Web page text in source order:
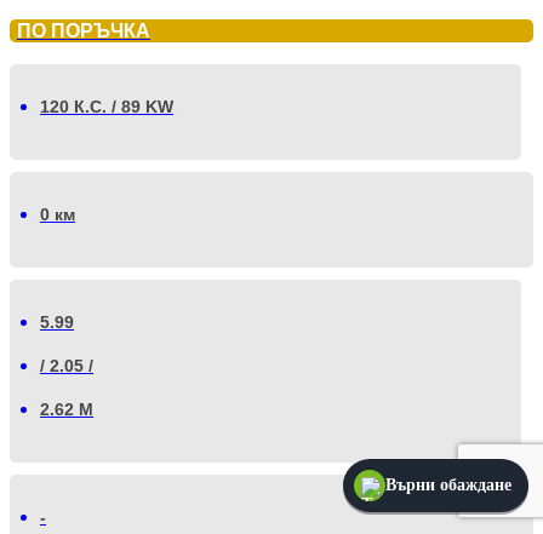
Върни обаждане
ПО ПОРЪЧКА
120 К.С. / 89 KW
0 км
5.99
/ 2.05 /
2.62 М
-